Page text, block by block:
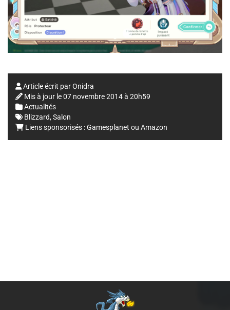
Article écrit parOnidra
Mis à jour le07 novembre 2014 à 20h59
Actualités
Blizzard, Salon
Liens sponsorisés :Gamesplanet ou Amazon